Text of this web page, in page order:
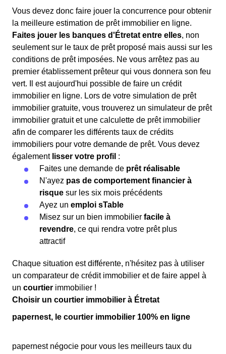
Vous devez donc faire jouer la concurrence pour obtenir
la meilleure estimation de prêt immobilier en ligne.
Faites jouer les banques d'Étretat entre elles, non
seulement sur le taux de prêt proposé mais aussi sur les
conditions de prêt imposées. Ne vous arrêtez pas au
premier établissement prêteur qui vous donnera son feu
vert. Il est aujourd'hui possible de faire un crédit
immobilier en ligne. Lors de votre simulation de prêt
immobilier gratuite, vous trouverez un simulateur de prêt
immobilier gratuit et une calculette de prêt immobilier
afin de comparer les différents taux de crédits
immobiliers pour votre demande de prêt. Vous devez
également lisser votre profil :
Faites une demande de prêt réalisable
N'ayez pas de comportement financier à
risque sur les six mois précédents
Ayez un emploi sTable
Misez sur un bien immobilier facile à
revendre, ce qui rendra votre prêt plus
attractif
Chaque situation est différente, n'hésitez pas à utiliser
un comparateur de crédit immobilier et de faire appel à
un courtier immobilier !
Choisir un courtier immobilier à Étretat
papernest, le courtier immobilier 100% en ligne
papernest négocie pour vous les meilleurs taux du